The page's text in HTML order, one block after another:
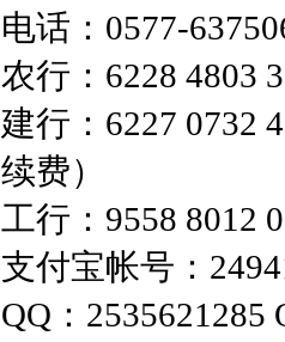
电话：0577-
农行：6228 4803
建行：6227
续费）
工行：9558 8012
支付宝帐号：
QQ：2535621285